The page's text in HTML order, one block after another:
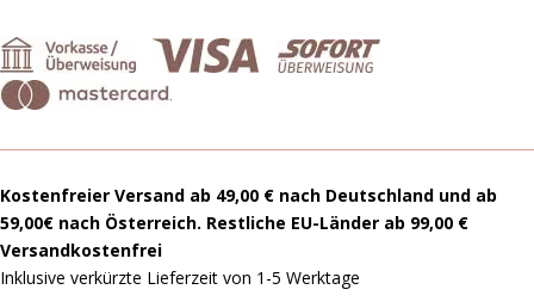
Kostenfreier Versand ab 49,00 € nach Deutschland und ab
59,00€ nach Österreich. Restliche EU-Länder ab 99,00 €
Versandkostenfrei
Inklusive verkürzte Lieferzeit von 1-5 Werktage